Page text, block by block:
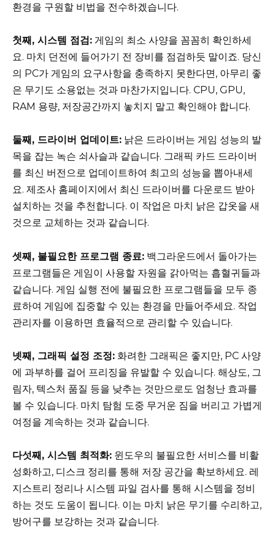
환경을 구원할 비법을 전수하겠습니다.
첫째, 시스템 점검: 게임의 최소 사양을 꼼꼼히 확인하세
요. 마치 던전에 들어가기 전 장비를 점검하듯 말이죠. 당신
의 PC가 게임의 요구사항을 충족하지 못한다면, 아무리 좋
은 무기도 소용없는 것과 마찬가지입니다. CPU, GPU,
RAM 용량, 저장공간까지 놓치지 말고 확인해야 합니다.
둘째, 드라이버 업데이트: 낡은 드라이버는 게임 성능의 발
목을 잡는 녹슨 쇠사슬과 같습니다. 그래픽 카드 드라이버
를 최신 버전으로 업데이트하여 최고의 성능을 뽑아내세
요. 제조사 홈페이지에서 최신 드라이버를 다운로드 받아
설치하는 것을 추천합니다. 이 작업은 마치 낡은 갑옷을 새
것으로 교체하는 것과 같습니다.
셋째, 불필요한 프로그램 종료: 백그라운드에서 돌아가는
프로그램들은 게임이 사용할 자원을 갉아먹는 흡혈귀들과
같습니다. 게임 실행 전에 불필요한 프로그램들을 모두 종
료하여 게임에 집중할 수 있는 환경을 만들어주세요. 작업
관리자를 이용하면 효율적으로 관리할 수 있습니다.
넷째, 그래픽 설정 조정: 화려한 그래픽은 좋지만, PC 사양
에 과부하를 걸어 프리징을 유발할 수 있습니다. 해상도, 그
림자, 텍스처 품질 등을 낮추는 것만으로도 엄청난 효과를
볼 수 있습니다. 마치 탐험 도중 무거운 짐을 버리고 가볍게
여정을 계속하는 것과 같습니다.
다섯째, 시스템 최적화: 윈도우의 불필요한 서비스를 비활
성화하고, 디스크 정리를 통해 저장 공간을 확보하세요. 레
지스트리 정리나 시스템 파일 검사를 통해 시스템을 정비
하는 것도 도움이 됩니다. 이는 마치 낡은 무기를 수리하고,
방어구를 보강하는 것과 같습니다.